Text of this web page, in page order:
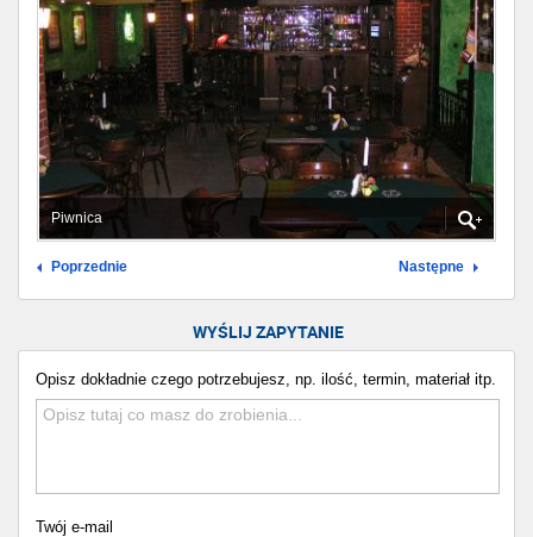
Piwnica
Poprzednie Następne
WYŚLIJ ZAPYTANIE
Opisz dokładnie czego potrzebujesz, np. ilość, termin, materiał itp.
Twój e-mail